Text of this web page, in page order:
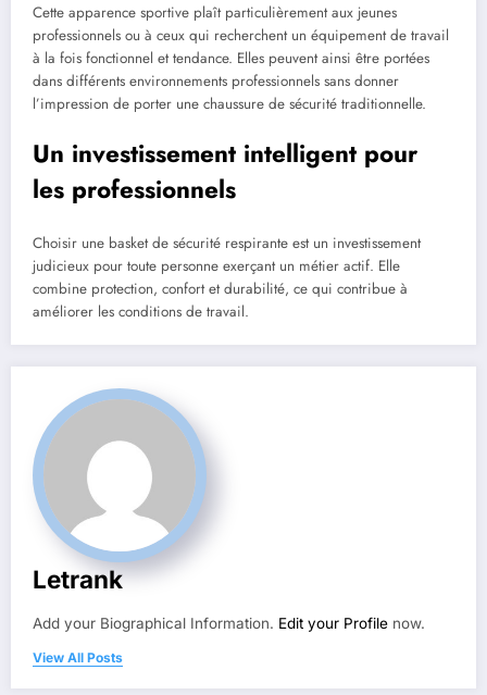
Cette apparence sportive plaît particulièrement aux jeunes
professionnels ou à ceux qui recherchent un équipement de travail
à la fois fonctionnel et tendance. Elles peuvent ainsi être portées
dans différents environnements professionnels sans donner
l’impression de porter une chaussure de sécurité traditionnelle.
Un investissement intelligent pour
les professionnels
Choisir une basket de sécurité respirante est un investissement
judicieux pour toute personne exerçant un métier actif. Elle
combine protection, confort et durabilité, ce qui contribue à
améliorer les conditions de travail.
Letrank
Add your Biographical Information. Edit your Profile now.
View All Posts